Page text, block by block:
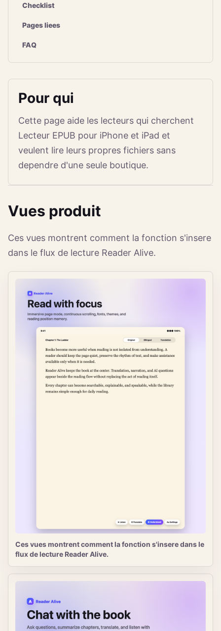
Checklist
Pages liees
FAQ
Pour qui
Cette page aide les lecteurs qui cherchent
Lecteur EPUB pour iPhone et iPad et
veulent lire leurs propres fichiers sans
dependre d'une seule boutique.
Vues produit
Ces vues montrent comment la fonction s'insere
dans le flux de lecture Reader Alive.
Ces vues montrent comment la fonction s'insere dans le
flux de lecture Reader Alive.